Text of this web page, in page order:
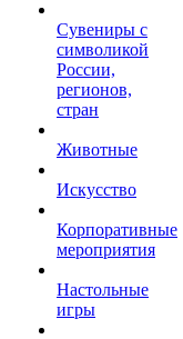
Сувениры с
символикой
России,
регионов,
стран
Животные
Искусство
Корпоративные
мероприятия
Настольные
игры